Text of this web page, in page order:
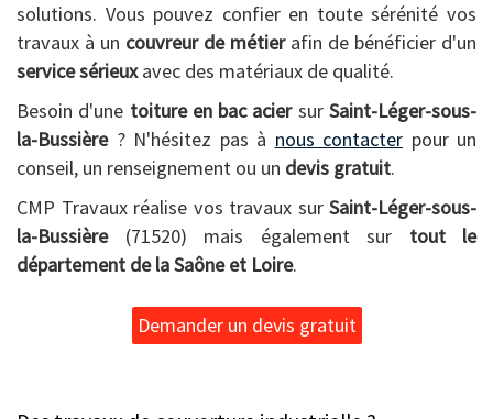
solutions. Vous pouvez confier en toute sérénité vos
travaux à un couvreur de métierafin de bénéficier d'un
service sérieuxavec des matériaux de qualité.
Besoin d'une toiture en bac aciersurSaint-Léger-sous-
la-Bussière? N'hésitez pas à nous contacter pour un
conseil, un renseignement ou un devis gratuit.
CMP Travaux réalise vos travaux sur Saint-Léger-sous-
la-Bussière(71520) mais également sur tout le
département de la Saône et Loire.
Demander un devis gratuit